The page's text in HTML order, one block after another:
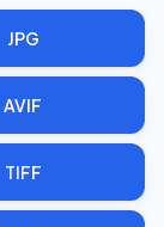
JPG
AVIF
TIFF